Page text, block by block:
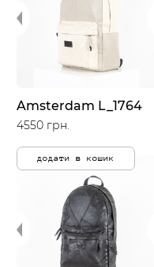
Amsterdam L_1764
4550 грн.
додати в кошик